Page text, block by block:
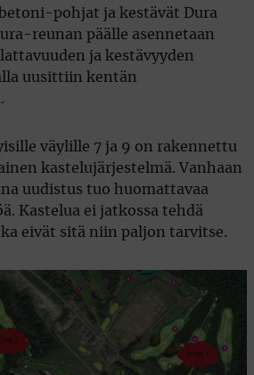
pohjat ja kestävät Dura
reunan päälle asennetaan
ja kestävyyden
uusittiin kentän
väylille 7 ja 9 on rakennettu
kastelujärjestelmä. Vanhaan
uudistus tuo huomattavaa
Kastelua ei jatkossa tehdä
eivät sitä niin paljon tarvitse.